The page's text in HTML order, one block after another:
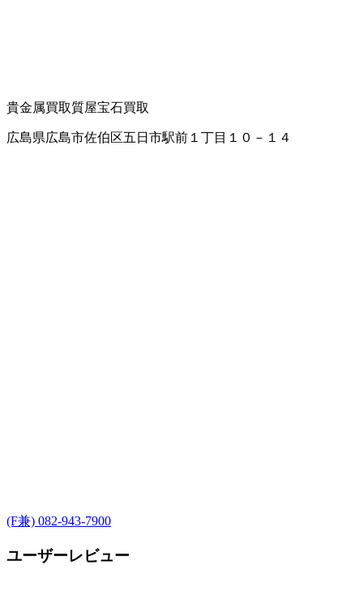
貴金属買取質屋宝石買取
広島県広島市佐伯区五日市駅前１丁目１０－１４
(F兼) 082-943-7900
ユーザーレビュー